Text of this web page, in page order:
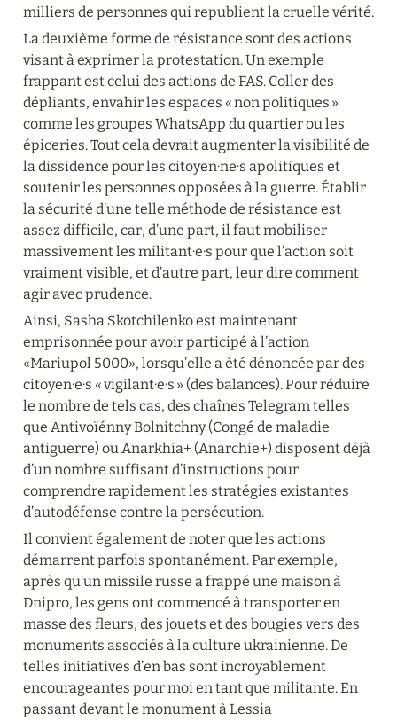
milliers de personnes qui republient la cruelle vérité.
La deuxième forme de résistance sont des actions
visant à exprimer la protestation. Un exemple
frappant est celui des actions de FAS. Coller des
dépliants, envahir les espaces « non politiques »
comme les groupes WhatsApp du quartier ou les
épiceries. Tout cela devrait augmenter la visibilité de
la dissidence pour les citoyen·ne·s apolitiques et
soutenir les personnes opposées à la guerre. Établir
la sécurité d’une telle méthode de résistance est
assez difficile, car, d’une part, il faut mobiliser
massivement les militant·e·s pour que l’action soit
vraiment visible, et d’autre part, leur dire comment
agir avec prudence.
Ainsi, Sasha Skotchilenko est maintenant
emprisonnée pour avoir participé à l’action
«Mariupol 5000», lorsqu’elle a été dénoncée par des
citoyen·e·s « vigilant·e·s » (des balances). Pour réduire
le nombre de tels cas, des chaînes Telegram telles
que Antivoïénny Bolnitchny (Congé de maladie
antiguerre) ou Anarkhia+ (Anarchie+) disposent déjà
d’un nombre suffisant d’instructions pour
comprendre rapidement les stratégies existantes
d’autodéfense contre la persécution.
Il convient également de noter que les actions
démarrent parfois spontanément. Par exemple,
après qu’un missile russe a frappé une maison à
Dnipro, les gens ont commencé à transporter en
masse des fleurs, des jouets et des bougies vers des
monuments associés à la culture ukrainienne. De
telles initiatives d’en bas sont incroyablement
encourageantes pour moi en tant que militante. En
passant devant le monument à Lessia